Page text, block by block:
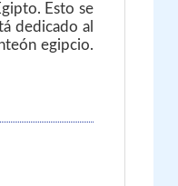
Esto se
dedicado al
egipcio.